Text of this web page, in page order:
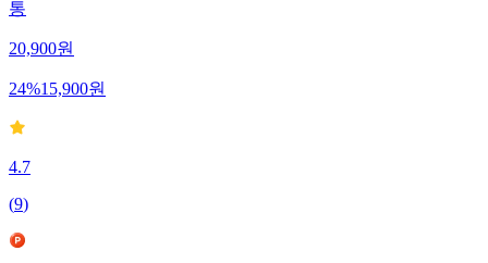
통
20,900원
24%15,900원
4.7
(9)